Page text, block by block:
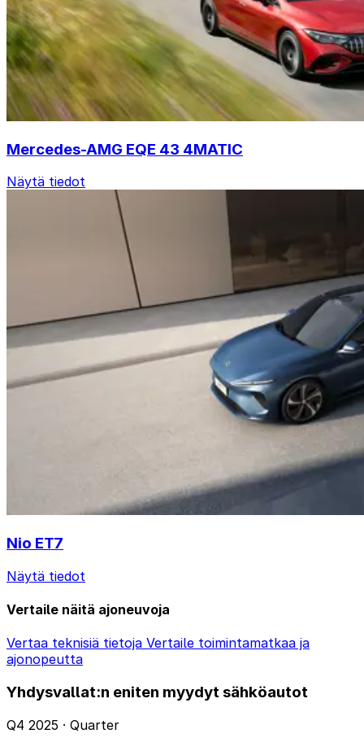
Mercedes-AMG EQE 43 4MATIC
Näytä tiedot
Nio ET7
Näytä tiedot
Vertaile näitä ajoneuvoja
Vertaa teknisiä tietoja Vertaile toimintamatkaa ja
ajonopeutta
Yhdysvallat:n eniten myydyt sähköautot
Q4 2025 · Quarter